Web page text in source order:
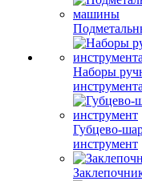
Наборы
инструмента
Губцево-
инструмент